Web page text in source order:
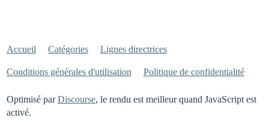
Accueil Catégories Lignes directrices
Conditions générales d'utilisation Politique de confidentialité
Optimisé parDiscourse, le rendu est meilleur quand JavaScript est
activé.